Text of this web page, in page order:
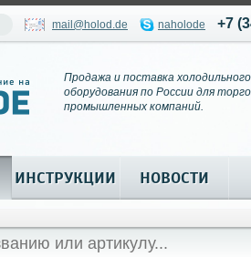
mail@holod.de naholode +7
Продажа и поставка холодильного
оборудования по России для
промышленных компаний.
ИНСТРУКЦИИ НОВОСТИ